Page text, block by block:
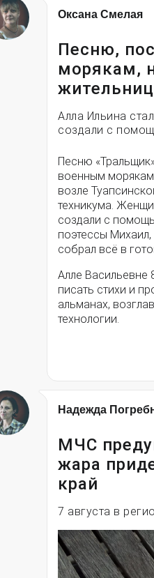
Оксана Смелая
Песню,
морякам,
Алла Ильина
создали с
Песню
военным морякам
возле
техникума.
создали с
поэтессы
собрал всё в
Алле Васильевне
писать стихи и
альманах,
технологии.
Надежда
МЧС
жара
край
7 августа в